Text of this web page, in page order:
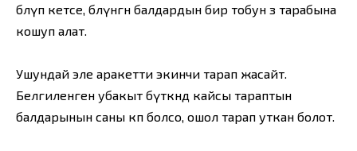
бөлүп кетсе, бөлүнгөн балдардын бир тобун өз тарабына
кошуп алат.
Ушундай эле аракетти экинчи тарап жасайт.
Белгиленген убакыт бүткөндө кайсы тараптын
балдарынын саны көп болсо, ошол тарап уткан болот.